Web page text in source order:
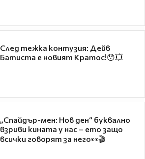
След тежка контузия: Дейв
Батиста е новият Кратос!😯💥
„Спайдър-мен: Нов ден“ буквално
взриви кината у нас – ето защо
всички говорят за него👀🎬